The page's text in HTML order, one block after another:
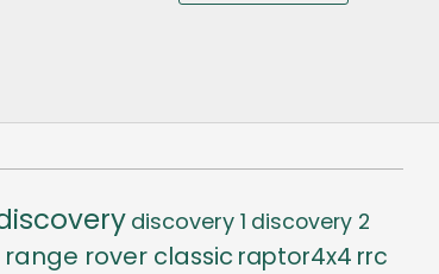
discovery 1 discovery 2
range rover classic raptor4x4 rrc